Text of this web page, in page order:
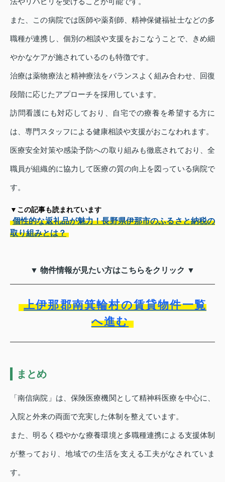
また、この病院では医師や薬剤師、精神保健福祉士などの多
職種が連携し、個別の相談や支援をおこなうことで、きめ細
やかなケアが施されているのも特徴です。
治療は薬物療法と精神療法をバランスよく組み合わせ、回復
段階に応じたアプローチを採用しています。
訪問看護にも対応しており、自宅での療養を希望する方に
は、専門スタッフによる健康相談や支援がおこなわれます。
医療安全対策や感染予防への取り組みも徹底されており、全
職員が組織的に協力して医療の質の向上を図っている病院で
す。
▼この記事も読まれています
個性的な返礼品が魅力！長野県伊那市のふるさと納税の
取り組みとは？
▼ 物件情報が見たい方はこちらをクリック ▼
上伊那郡南箕輪村の賃貸物件一覧
へ進む
まとめ
「南信病院」は、保険医療機関として精神科医療を中心に、
入院と外来の両面で充実した体制を整えています。
また、明るく穏やかな療養環境と多職種連携による支援体制
が整っており、地域での生活を支える工夫がなされていま
す。